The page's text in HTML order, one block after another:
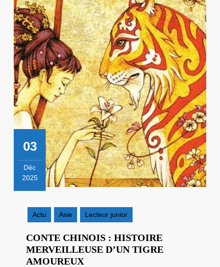
03
Déc
2025
2025
Actu
Asie Lecteur junior
CONTE CHINOIS : HISTOIRE
MERVEILLEUSE D’UN TIGRE
AMOUREUXCONTE